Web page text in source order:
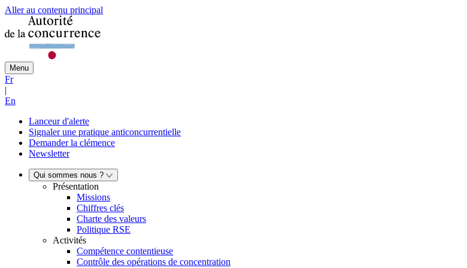
Aller au contenu principal
Menu
Fr
|
En
Lanceur d'alerte
Signaler une pratique anticoncurrentielle
Demander la clémence
Newsletter
Qui sommes nous ?
Présentation
Missions
Chiffres clés
Charte des valeurs
Politique RSE
Activités
Compétence contentieuse
Contrôle des opérations de concentration